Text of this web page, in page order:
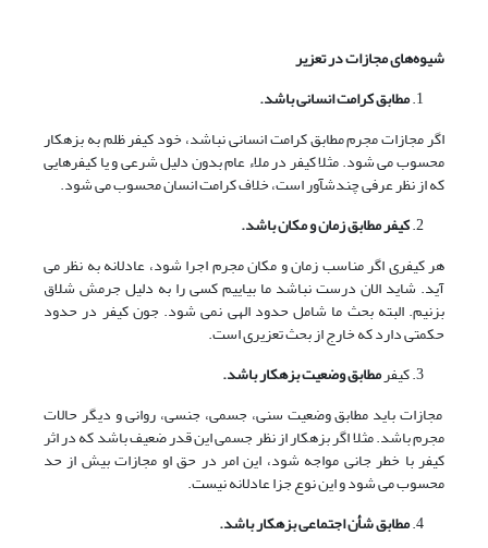
شیوه‌های مجازات در تعزیر
مطابق کرامت انسانی باشد.
اگر مجازات مجرم مطابق کرامت انسانی نباشد، خود کیفر ظلم به بزهکار
محسوب می شود. مثلا کیفر در ملاء عام بدون دلیل شرعی و یا کیفرهایی
که از نظر عرفی چندش­آور است، خلاف کرامت انسان محسوب می شود.
کیفر مطابق زمان و مکان باشد.
هر کیفری اگر مناسب زمان و مکان مجرم اجرا شود، عادلانه به نظر می
آید. شاید الان درست نباشد ما بیاییم کسی را به دلیل جرمش شلاق
بزنیم. البته بحث ما شامل حدود الهی نمی شود. جون کیفر در حدود
حکمتی دارد که خارج از بحث تعزیری است.
کیفرمطابق وضعیت بزهکار باشد.
مجازات باید مطابق وضعیت سنی، جسمی، جنسی، روانی و دیگر حالات
مجرم باشد. مثلا اگر بزهکار از نظر جسمی این قدر ضعیف باشد که در اثر
کیفر با خطر جانی مواجه شود، این امر در حق او مجازات بیش از حد
محسوب می شود و این نوع جزا عادلانه نیست.
مطابق شأن اجتماعی بزهکار باشد.